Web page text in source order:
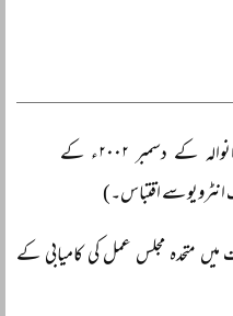
(ماہنامہ ’یوتھ کانٹیکٹ‘ گوجرانوالہ کے دسمبر ۲۰۰۲ء کے
سے اقتباس۔)
میں متحدہ مجلس عمل کی کامیابی کے